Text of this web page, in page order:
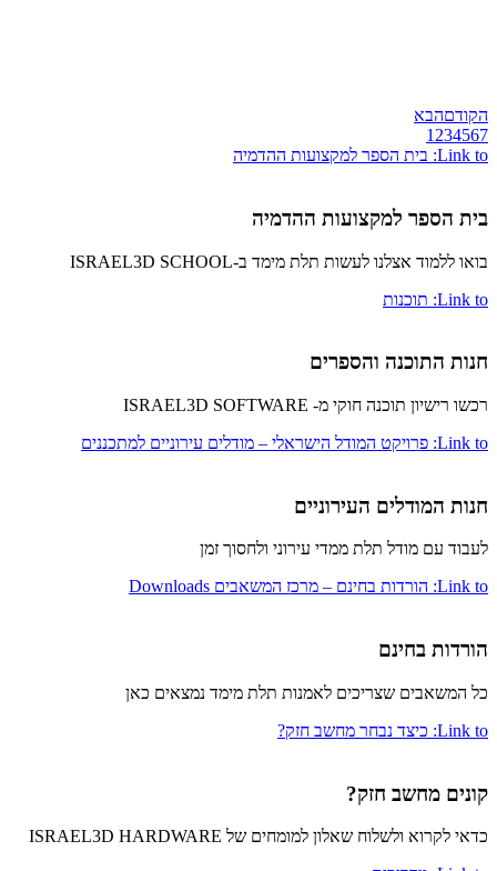
הקודםהבא
1 234567
Link to: בית הספר למקצועות ההדמיה
בית הספר למקצועות ההדמיה
בואו ללמוד אצלנו לעשות תלת מימד ב-ISRAEL3D SCHOOL
Link to: תוכנות
חנות התוכנה והספרים
רכשו רישיון תוכנה חוקי מ- ISRAEL3D SOFTWARE
Link to: פרויקט המודל הישראלי – מודלים עירוניים למתכננים
חנות המודלים העירוניים
לעבוד עם מודל תלת ממדי עירוני ולחסוך זמן
Link to: הורדות בחינם – מרכז המשאבים Downloads
הורדות בחינם
כל המשאבים שצריכים לאמנות תלת מימד נמצאים כאן
Link to: כיצד נבחר מחשב חזק?
קונים מחשב חזק?
כדאי לקרוא ולשלוח שאלון למומחים של ISRAEL3D HARDWARE